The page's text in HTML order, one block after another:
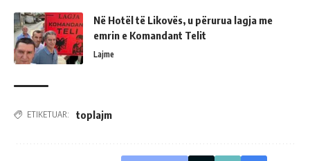
Në Hotël të Likovës, u përurua lagja me
emrin e Komandant Telit
Lajme
ETIKETUAR: toplajm